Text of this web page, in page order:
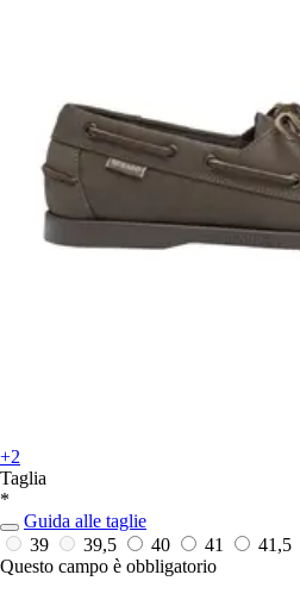
+2
Taglia
*
Guida alle taglie
39
39,5 40 41 41,5
Questo campo è obbligatorio